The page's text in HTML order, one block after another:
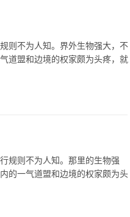
则不为人知。界外生物强大，不
道盟和边境的权家颇为头疼，就
规则不为人知。那里的生物强
的一气道盟和边境的权家颇为头